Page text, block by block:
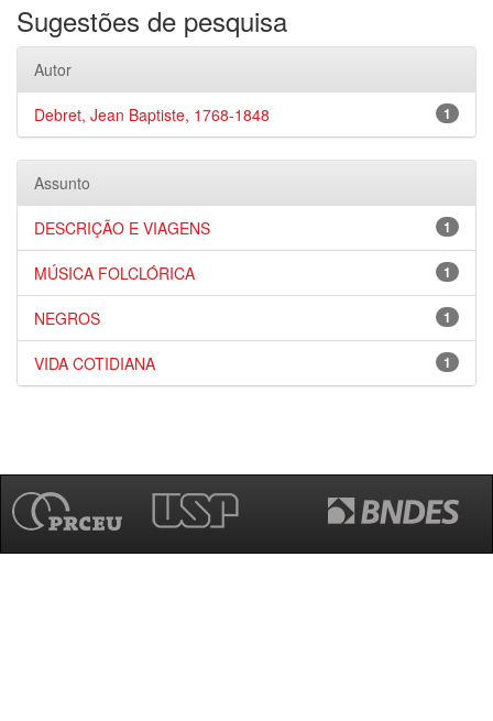
Sugestões de pesquisa
Autor
1
Debret, Jean Baptiste, 1768-1848
Assunto
1
DESCRIÇÃO E VIAGENS
1
MÚSICA FOLCLÓRICA
1
NEGROS
1
VIDA COTIDIANA